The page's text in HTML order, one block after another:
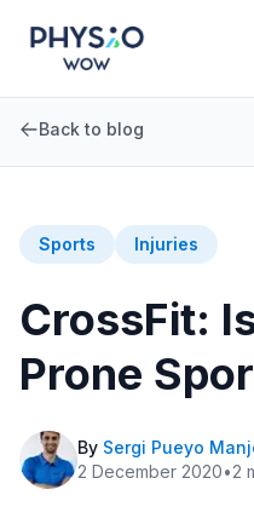
Physio WOW
Back to blog
Sports Injuries
CrossFit:
Prone
By Sergi Pueyo
2 December 2020•2